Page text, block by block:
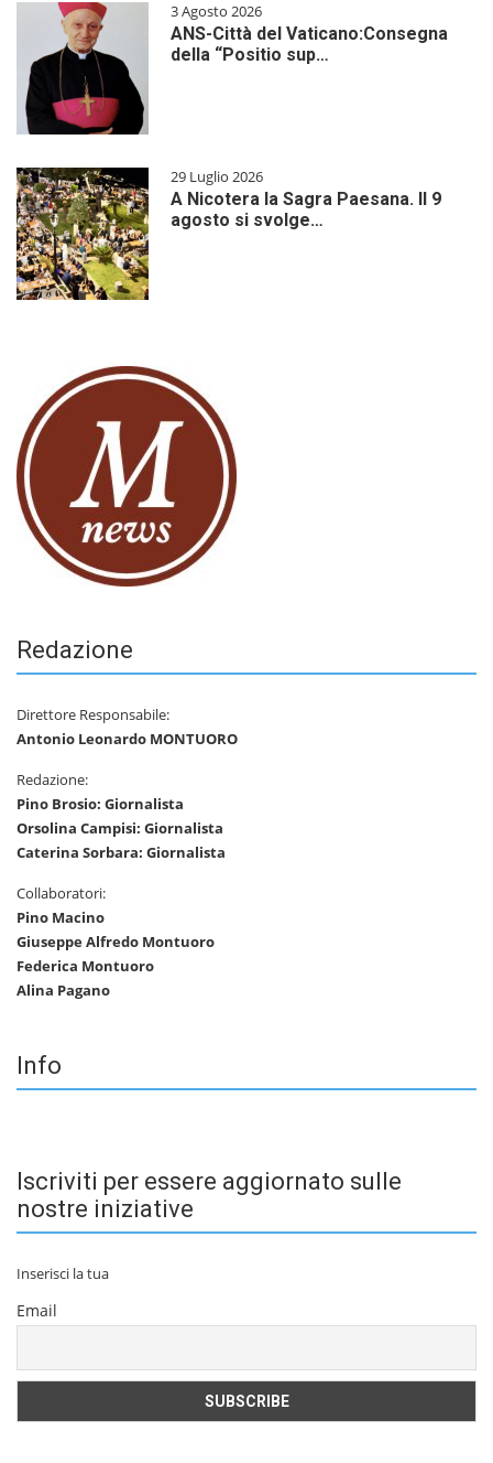
3 Agosto 2026
ANS-Città del Vaticano:Consegna
della “Positio sup…
29 Luglio 2026
A Nicotera la Sagra Paesana. Il 9
agosto si svolge…
Redazione
Direttore Responsabile:
Antonio Leonardo MONTUORO
Redazione:
Pino Brosio: Giornalista
Orsolina Campisi: Giornalista
Caterina Sorbara: Giornalista
Collaboratori:
Pino Macino
Giuseppe Alfredo Montuoro
Federica Montuoro
Alina Pagano
Info
Iscriviti per essere aggiornato sulle
nostre iniziative
Inserisci la tua
Email